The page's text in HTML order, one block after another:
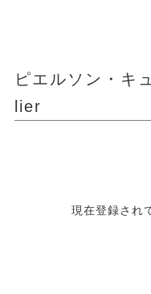
ピエルソン・
lier
現在登録され